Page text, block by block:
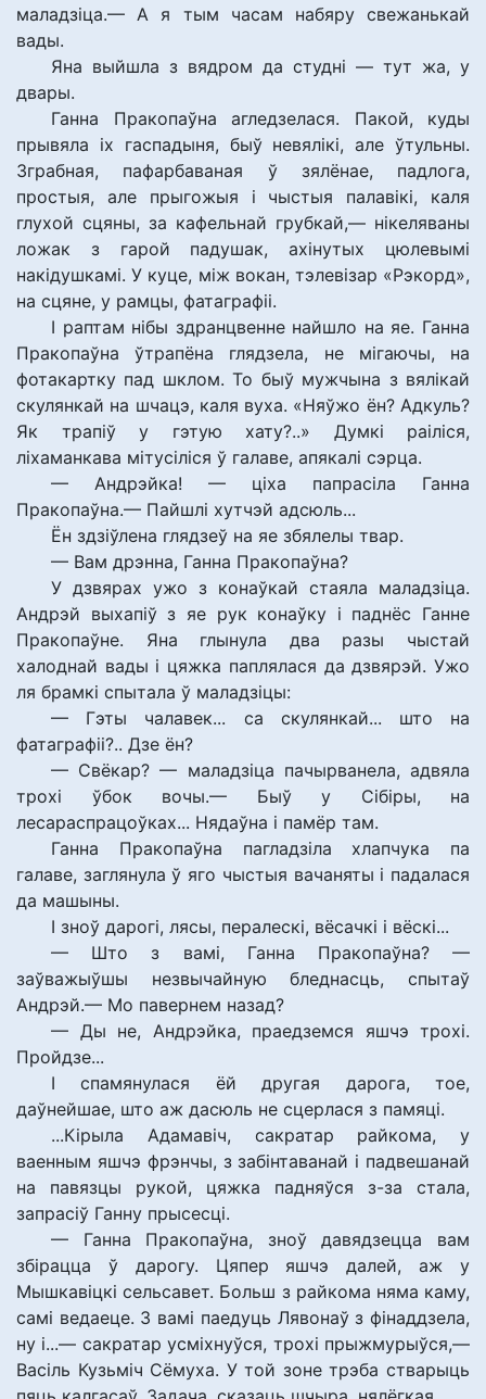
маладзіца.— А я тым часам набяру свежанькай
вады.
Яна выйшла з вядром да студні — тут жа, у
двары.
Ганна Пракопаўна агледзелася. Пакой, куды
прывяла іх гаспадыня, быў невялікі, але ўтульны.
Зграбная, пафарбаваная ў зялёнае, падлога,
простыя, але прыгожыя і чыстыя палавікі, каля
глухой сцяны, за кафельнай грубкай,— нікеляваны
ложак з гарой падушак, ахінутых цюлевымі
накідушкамі. У куце, між вокан, тэлевізар «Рэкорд»,
на сцяне, у рамцы, фатаграфіі.
І раптам нібы здранцвенне найшло на яе. Ганна
Пракопаўна ўтрапёна глядзела, не мігаючы, на
фотакартку пад шклом. То быў мужчына з вялікай
скулянкай на шчацэ, каля вуха. «Няўжо ён? Адкуль?
Як трапіў у гэтую хату?..» Думкі раіліся,
ліхаманкава мітусіліся ў галаве, апякалі сэрца.
— Андрэйка! — ціха папрасіла Ганна
Пракопаўна.— Пайшлі хутчэй адсюль...
Ён здзіўлена глядзеў на яе збялелы твар.
— Вам дрэнна, Ганна Пракопаўна?
У дзвярах ужо з конаўкай стаяла маладзіца.
Андрэй выхапіў з яе рук конаўку і паднёс Ганне
Пракопаўне. Яна глынула два разы чыстай
халоднай вады і цяжка паплялася да дзвярэй. Ужо
ля брамкі спытала ў маладзіцы:
— Гэты чалавек... са скулянкай... што на
фатаграфіі?.. Дзе ён?
— Свёкар? — маладзіца пачырванела, адвяла
трохі ўбок вочы.— Быў у Сібіры, на
лесараспрацоўках... Нядаўна і памёр там.
Ганна Пракопаўна пагладзіла хлапчука па
галаве, заглянула ў яго чыстыя вачаняты і падалася
да машыны.
І зноў дарогі, лясы, пералескі, вёсачкі і вёскі...
— Што з вамі, Ганна Пракопаўна? —
заўважыўшы незвычайную бледнасць, спытаў
Андрэй.— Мо павернем назад?
— Ды не, Андрэйка, праедземся яшчэ трохі.
Пройдзе...
І спамянулася ёй другая дарога, тое,
даўнейшае, што аж дасюль не сцерлася з памяці.
...Кірыла Адамавіч, сакратар райкома, у
ваенным яшчэ фрэнчы, з забінтаванай і падвешанай
на павязцы рукой, цяжка падняўся з-за стала,
запрасіў Ганну прысесці.
— Ганна Пракопаўна, зноў давядзецца вам
збірацца ў дарогу. Цяпер яшчэ далей, аж у
Мышкавіцкі сельсавет. Больш з райкома няма каму,
самі ведаеце. З вамі паедуць Лявонаў з фінаддзела,
ну і...— сакратар усміхнуўся, трохі прыжмурыўся,—
Васіль Кузьміч Сёмуха. У той зоне трэба стварыць